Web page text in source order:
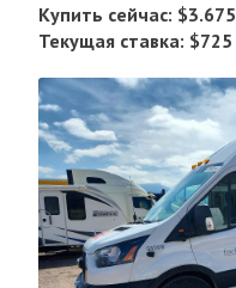
Купить сейчас: $3.675
Текущая ставка: $725